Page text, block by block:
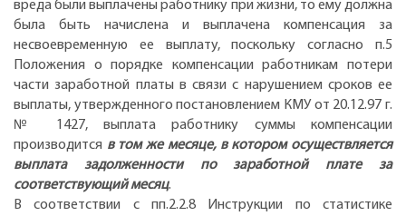
вреда были выплачены работнику при жизни, то ему должна
была быть начислена и выплачена компенсация за
несвоевременную ее выплату, поскольку согласно п.5
Положения о порядке компенсации работникам потери
части заработной платы в связи с нарушением сроков ее
выплаты, утвержденного постановлением КМУ от 20.12.97 г.
№ 1427, выплата работнику суммы компенсации
производится в том же месяце, в котором осуществляется
выплата задолженности по заработной плате за
соответствующий месяц.
В соответствии с пп.2.2.8 Инструкции по статистике